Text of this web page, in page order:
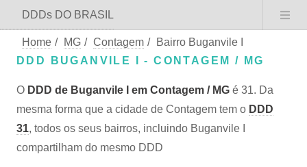
DDDs DO BRASIL
Home / MG / Contagem /
Bairro Buganvile I
DDD BUGANVILE I - CONTAGEM / MG
O DDD de Buganvile I em Contagem / MG é 31. Da
mesma forma que a cidade de Contagem tem o DDD
31, todos os seus bairros, incluindo Buganvile I
compartilham do mesmo DDD